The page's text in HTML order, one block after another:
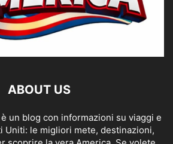
ABOUT US
un blog con informazioni su viaggi e
Uniti: le migliori mete, destinazioni,